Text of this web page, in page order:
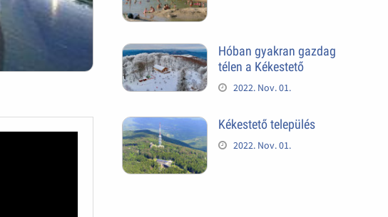
Hóban gyakran gazdag
télen a Kékestető
2022. Nov. 01.
Kékestető település
2022. Nov. 01.